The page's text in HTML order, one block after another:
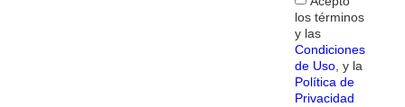
los términos
y las
Condiciones
de Uso , y la
Política de
Privacidad